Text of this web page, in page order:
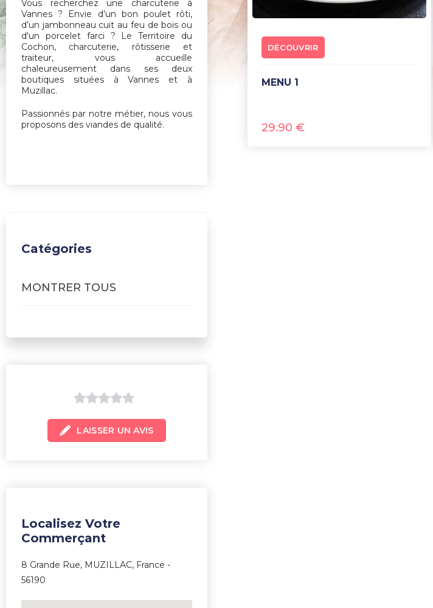
MENU 1
29.90 €
DÉCOUVRIR
Vous recherchez une charcuterie à
Vannes ? Envie d’un bon poulet rôti,
d’un jambonneau cuit au feu de bois ou
d'un porcelet farci ? Le Territoire du
Cochon, charcuterie, rôtisserie et
traiteur, vous accueille
chaleureusement dans ses deux
boutiques situées à Vannes et à
Muzillac.
Passionnés par notre métier, nous vous
proposons des viandes de qualité.
Catégories
MONTRER TOUS
sur
LAISSER UN AVIS
Localisez Votre
Commerçant
8 Grande Rue, MUZILLAC, France -
56190